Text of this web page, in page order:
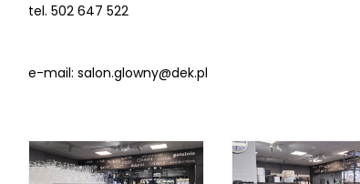
tel. 502 647 522
e-mail: salon.glowny@dek.pl